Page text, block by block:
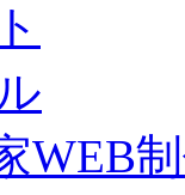
WEB